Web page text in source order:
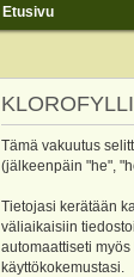
Etusivu
Tämä vakuutus
(jälkeenpäin "he",
Tietojasi kerätään
väliaikaisiin
automaattiseti
käyttökokemustasi.